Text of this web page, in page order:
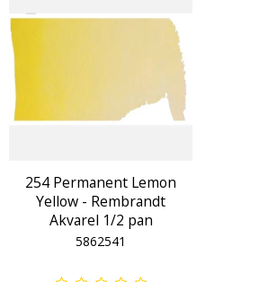
254 Permanent Lemon
Yellow - Rembrandt
Akvarel 1/2 pan
5862541